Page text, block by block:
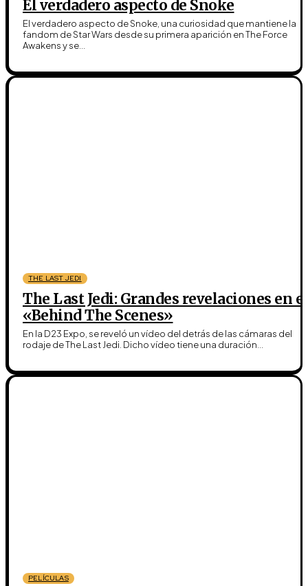
El verdadero aspecto de Snoke
El verdadero aspecto de Snoke, una curiosidad que mantiene la
fandom de Star Wars desde su primera aparición en The Force
Awakens y se...
THE LAST JEDI
The Last Jedi: Grandes revelaciones en el
«Behind The Scenes»
En la D23 Expo, se reveló un vídeo del detrás de las cámaras del
rodaje de The Last Jedi. Dicho vídeo tiene una duración...
PELÍCULAS